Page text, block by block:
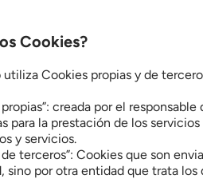
Cookies?
utiliza Cookies propias y de
propias”: creada por el
para la prestación de los
y servicios.
de terceros”: Cookies que son
sino por otra entidad que trata